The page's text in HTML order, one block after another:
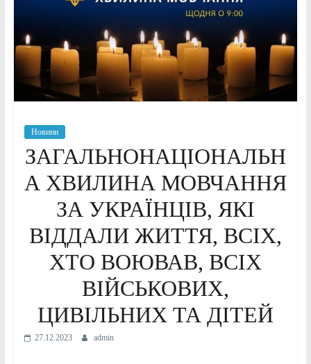
Новини
ЗАГАЛЬНОНАЦІОНАЛЬН
А ХВИЛИНА МОВЧАННЯ
ЗА УКРАЇНЦІВ, ЯКІ
ВІДДАЛИ ЖИТТЯ, ВСІХ,
ХТО ВОЮВАВ, ВСІХ
ВІЙСЬКОВИХ,
ЦИВІЛЬНИХ ТА ДІТЕЙ
27.12.2023 admin